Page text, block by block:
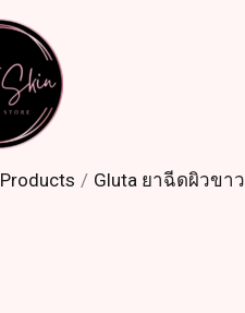
Products Gluta ยาฉีดผิวขาว